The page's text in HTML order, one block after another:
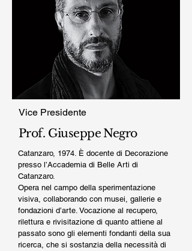
Vice Presidente
Prof. Giuseppe Negro
Catanzaro, 1974. È docente di Decorazione
presso l’Accademia di Belle Arti di
Catanzaro.
Opera nel campo della sperimentazione
visiva, collaborando con musei, gallerie e
fondazioni d’arte. Vocazione al recupero,
rilettura e rivisitazione di quanto attiene al
passato sono gli elementi fondanti della sua
ricerca, che si sostanzia della necessità di